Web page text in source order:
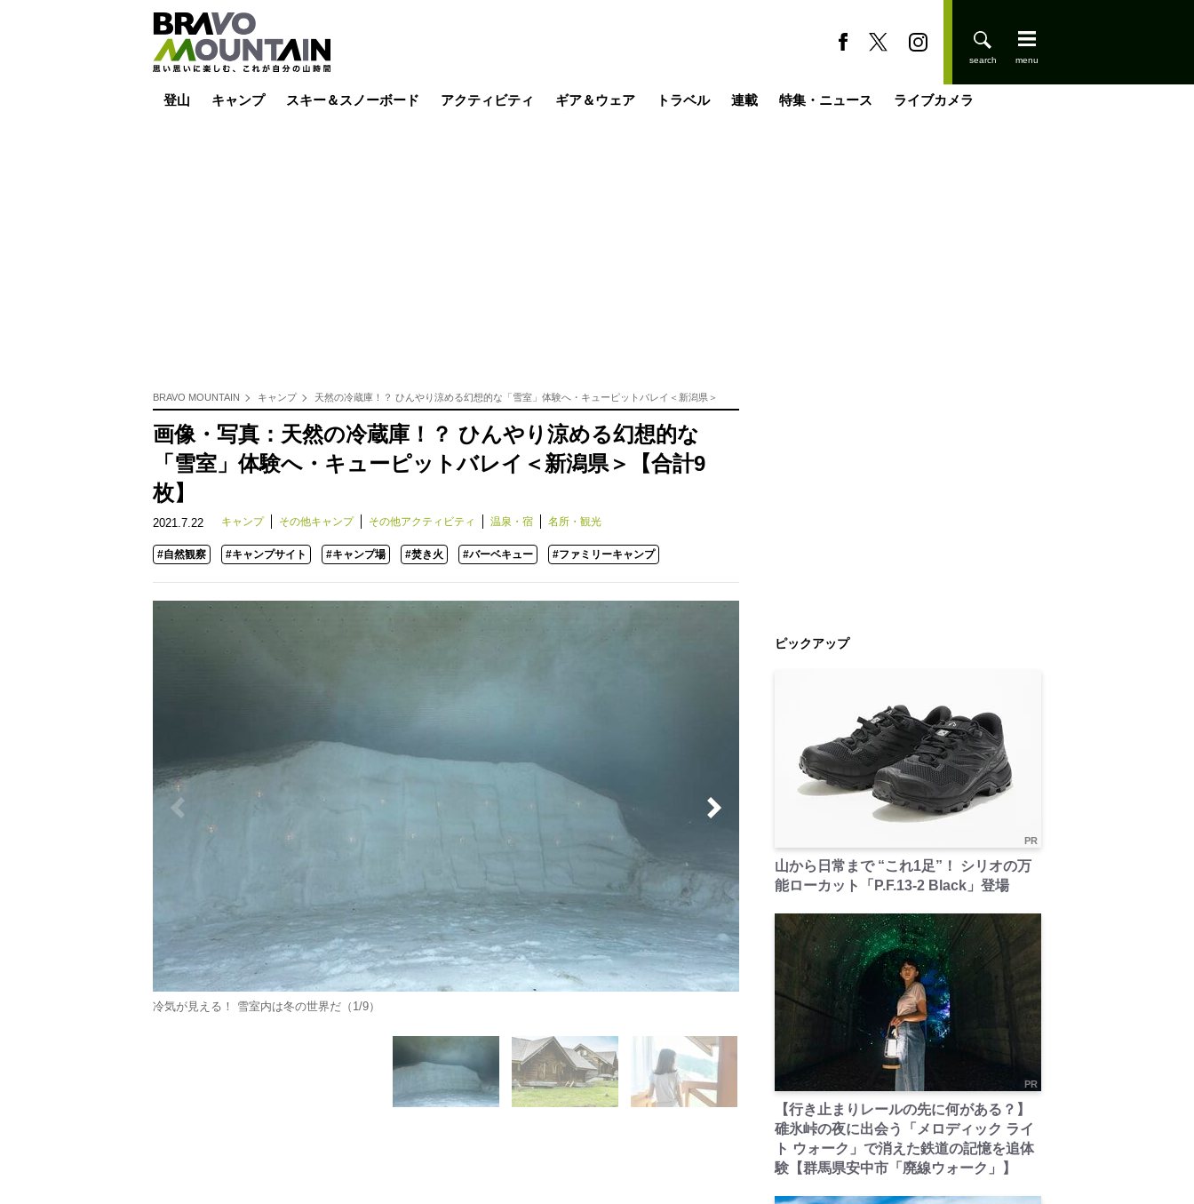
登山 キャンプ スキー＆スノーボード アクティビティ ギア＆ウェア トラベル 連載 特集・ニュース ライブカメラ
BRAVO MOUNTAIN キャンプ 天然の冷蔵庫！？ ひんやり涼める幻想的な「雪室」体験へ・キューピットバレイ＜新潟県＞
画像・写真：天然の冷蔵庫！？ ひんやり涼める幻想的な
「雪室」体験へ・キューピットバレイ＜新潟県＞【合計9
枚】
2021.7.22 キャンプ その他キャンプ その他アクティビティ 温泉・宿 名所・観光
#自然観察 #キャンプサイト #キャンプ場 #焚き火 #バーベキュー #ファミリーキャンプ
冷気が見える！ 雪室内は冬の世界だ（1/9）
ピックアップ
PR
山から日常まで “これ1足”！ シリオの万
能ローカット「P.F.13-2 Black」登場
PR
【行き止まりレールの先に何がある？】
碓氷峠の夜に出会う「メロディック ライ
ト ウォーク」で消えた鉄道の記憶を追体
験【群馬県安中市「廃線ウォーク」】